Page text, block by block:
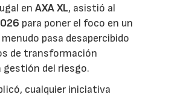
enAXA XL, asistió al
para poner el foco en un
pasa desapercibido
de transformación
gestión del riesgo.
cualquier iniciativa